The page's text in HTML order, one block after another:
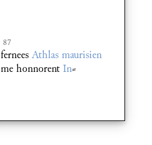
87
fernees Athlas maurisien
me honnorent In⸗
88